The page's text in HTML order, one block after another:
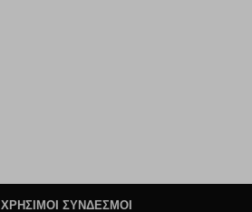
ΧΡΉΣΙΜΟΙ ΣΥΝΔΕΣΜΟΙ